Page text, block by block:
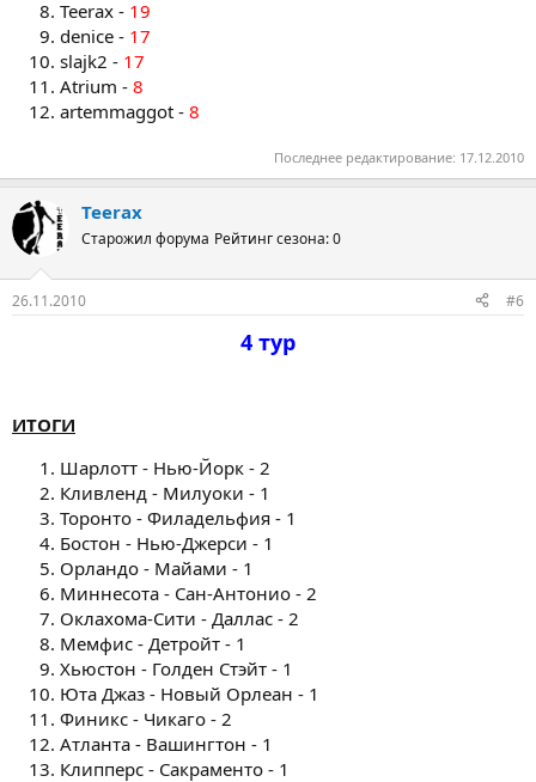
Teerax - 19
denice - 17
slajk2 - 17
Atrium - 8
artemmaggot - 8
Последнее редактирование: 17.12.2010
Teerax
Старожил форума Рейтинг сезона: 0
26.11.2010 #6
4 тур​
ИТОГИ
Шарлотт - Нью-Йорк - 2
Кливленд - Милуоки - 1
Торонто - Филадельфия - 1
Бостон - Нью-Джерси - 1
Орландо - Майами - 1
Миннесота - Сан-Антонио - 2
Оклахома-Сити - Даллас - 2
Мемфис - Детройт - 1
Хьюстон - Голден Стэйт - 1
Юта Джаз - Новый Орлеан - 1
Финикс - Чикаго - 2
Атланта - Вашингтон - 1
Клипперс - Сакраменто - 1